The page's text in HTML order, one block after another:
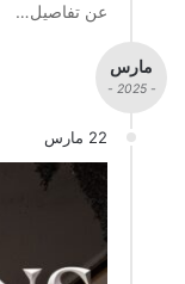
عن تفاصيل…
مارس
- 2025 -
22 مارس